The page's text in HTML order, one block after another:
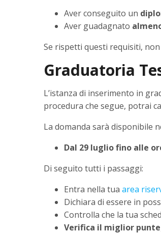
Aver conseguito un
Aver guadagnato
Se rispetti questi requisiti,
Graduatoria
L’istanza di inserimento in
procedura che segue, potrai
La domanda sarà disponibile
Dal 29 luglio fino alle
Di seguito tutti i passaggi:
Entra nella tua area
Dichiara di essere in
Controlla che la tua
Verifica il miglior